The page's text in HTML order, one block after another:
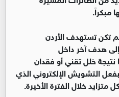
مبكراً.
تكن تستهدف الأردن
هدف آخر داخل
خلل تقني أو فقدان
التشويش الإلكتروني الذي
خلال الفترة الأخيرة.